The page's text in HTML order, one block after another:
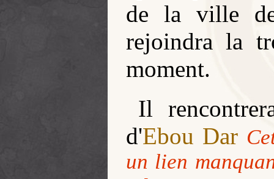
de la ville
rejoindra la
moment.
Il
d'Ebou Dar
un lien